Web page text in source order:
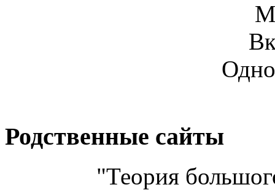
Родственные сайты
"Теория